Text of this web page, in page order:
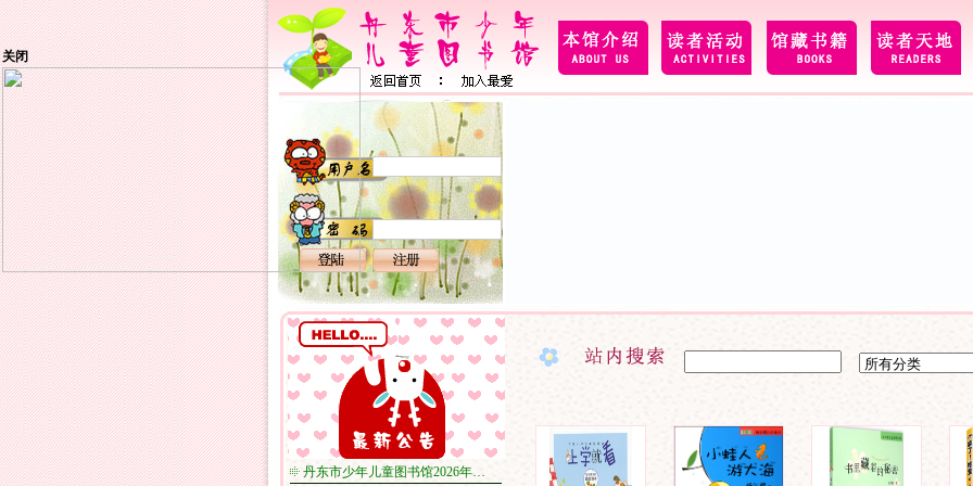
关闭
丹东市少年儿童图书馆2026年…